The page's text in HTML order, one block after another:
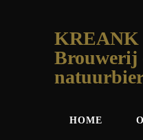
KREANK
Brouwerij
HOME